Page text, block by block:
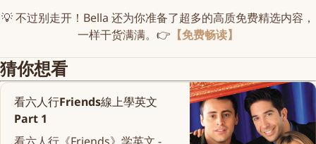
💡 不过别走开！Bella 还为你准备了超多的高质免费精选内容，
一样干货满满。👉 【免费畅读】
猜你想看
看六人行Friends線上學英文
Part 1